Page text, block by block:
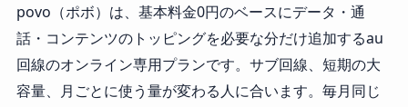
povo（ポボ）は、基本料金0円のベースにデータ・通
話・コンテンツのトッピングを必要な分だけ追加するau
回線のオンライン専用プランです。サブ回線、短期の大
容量、月ごとに使う量が変わる人に合います。毎月同じ